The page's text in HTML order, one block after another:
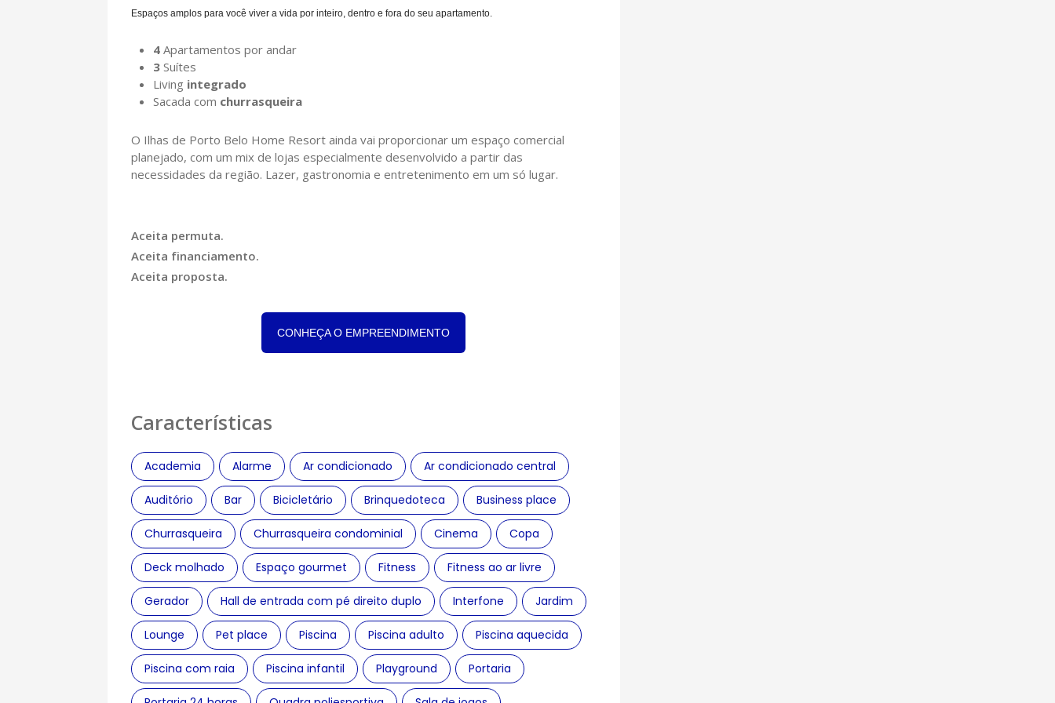
Espaços amplos para você viver a vida por inteiro, dentro e fora do seu apartamento.
4Apartamentos por andar
3Suítes
Living integrado
Sacada com churrasqueira
O Ilhas de Porto Belo Home Resort ainda vai proporcionar um espaço comercial
planejado, com um mix de lojas especialmente desenvolvido a partir das
necessidades da região. Lazer, gastronomia e entretenimento em um só lugar.
Aceita permuta.
Aceita financiamento.
Aceita proposta.
CONHEÇA O EMPREENDIMENTO
Características
Academia Alarme Ar condicionado Ar condicionado central
Auditório Bar Bicicletário Brinquedoteca Business place
Churrasqueira Churrasqueira condominial Cinema Copa
Deck molhado Espaço gourmet Fitness Fitness ao ar livre
Gerador Hall de entrada com pé direito duplo Interfone Jardim
Lounge Pet place Piscina Piscina adulto Piscina aquecida
Piscina com raia Piscina infantil Playground Portaria